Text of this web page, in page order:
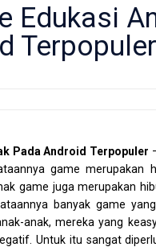
Edukasi
Terpopuler
Pada Android Terpopuler
game merupakan
game juga merupakan
banyak game
anak, mereka yang
Untuk itu sangat